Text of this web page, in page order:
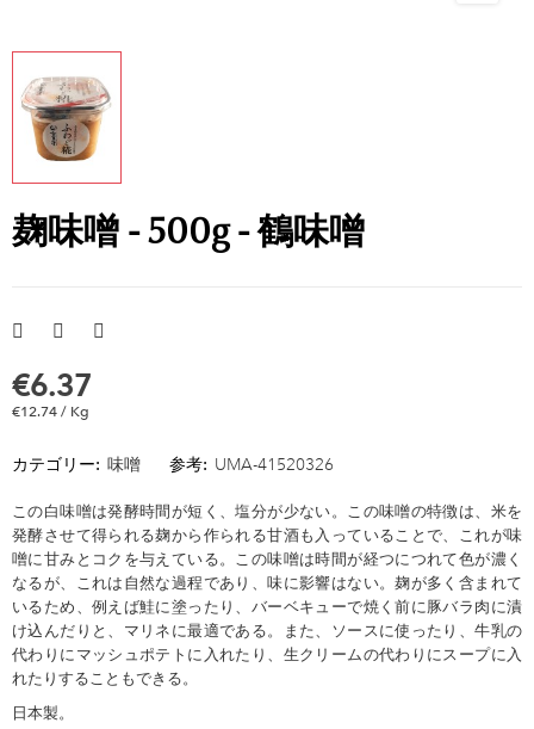
麹味噌 - 500g - 鶴味噌
€6.37
€12.74 / Kg
カテゴリー: 味噌 参考: UMA-41520326
この白味噌は発酵時間が短く、塩分が少ない。この味噌の特徴は、米を
発酵させて得られる麹から作られる甘酒も入っていることで、これが味
噌に甘みとコクを与えている。この味噌は時間が経つにつれて色が濃く
なるが、これは自然な過程であり、味に影響はない。麹が多く含まれて
いるため、例えば鮭に塗ったり、バーベキューで焼く前に豚バラ肉に漬
け込んだりと、マリネに最適である。また、ソースに使ったり、牛乳の
代わりにマッシュポテトに入れたり、生クリームの代わりにスープに入
れたりすることもできる。
日本製。